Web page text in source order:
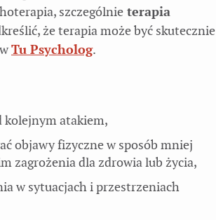
szczególnie terapia
że terapia może być skutecznie
Tu Psycholog.
kolejnym atakiem,
objawy fizyczne w sposób mniej
zagrożenia dla zdrowia lub życia,
w sytuacjach i przestrzeniach